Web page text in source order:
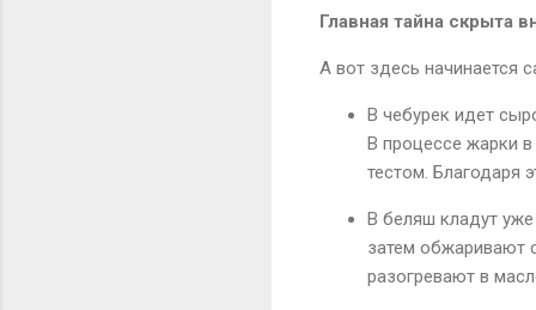
Главная тайна скрыта
А вот здесь начинается
В чебурек идет
В процессе жарки
тестом. Благодаря
В беляш кладут уже
затем обжаривают
разогревают в